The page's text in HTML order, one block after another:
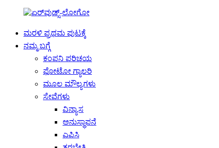
ಮರಳಿ ಪ್ರಥಮ ಪುಟಕ್ಕೆ
ನಮ್ಮ ಬಗ್ಗೆ
ಕಂಪನಿ ಪರಿಚಯ
ಫೋಟೋ ಗ್ಯಾಲರಿ
ಮೂಲ ಮೌಲ್ಯಗಳು
ಸೇವೆಗಳು
ವಿನ್ಯಾಸ
ಅನುಸ್ಥಾಪನೆ
ಎಪಿಸಿ